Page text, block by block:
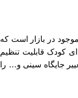
در بازار است که
کودک قابلیت تنظیم
جایگاه سینی و… را